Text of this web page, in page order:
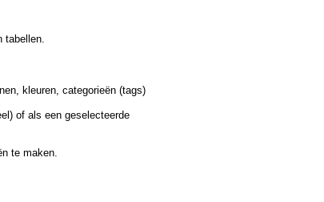
tabellen.
kleuren, categorieën (tags)
of als een geselecteerde
te maken.